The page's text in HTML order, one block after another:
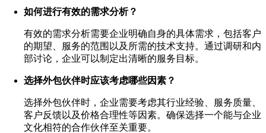
如何进行有效的需求分析？
有效的需求分析需要企业明确自身的具体需求，包括客户
的期望、服务的范围以及所需的技术支持。通过调研和内
部讨论，企业可以制定出清晰的服务目标。
选择外包伙伴时应该考虑哪些因素？
选择外包伙伴时，企业需要考虑其行业经验、服务质量、
客户反馈以及价格合理性等因素。确保选择一个能与企业
文化相符的合作伙伴至关重要。